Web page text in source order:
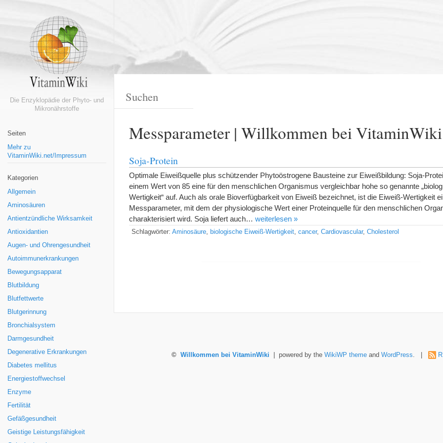
Die Enzyklopädie der Phyto- und
Mikronährstoffe
Seiten
Mehr zu
VitaminWiki.net/Impressum
Kategorien
Allgemein
Aminosäuren
Antientzündliche Wirksamkeit
Antioxidantien
Augen- und Ohrengesundheit
Autoimmunerkrankungen
Bewegungsapparat
Blutbildung
Blutfettwerte
Blutgerinnung
Bronchialsystem
Darmgesundheit
Degenerative Erkrankungen
Diabetes mellitus
Energiestoffwechsel
Enzyme
Fertilität
Gefäßgesundheit
Geistige Leistungsfähigkeit
Messparameter | Willkommen bei VitaminWiki
Soja-Protein
Optimale Eiweißquelle plus schützender Phytoöstrogene Bausteine zur Eiweißbildung: Soja-
einem Wert von 85 eine für den menschlichen Organismus vergleichbar hohe so genannte
Wertigkeit“ auf. Auch als orale Bioverfügbarkeit von Eiweiß bezeichnet, ist die Eiweiß-Wertigkeit
Messparameter, mit dem der physiologische Wert einer Proteinquelle für den menschlichen
charakterisiert wird. Soja liefert auch… weiterlesen »
Schlagwörter: Aminosäure, biologische Eiweiß-Wertigkeit, cancer, Cardiovascular, Cholesterol
© Willkommen bei VitaminWiki | powered by the WikiWP themeand WordPress